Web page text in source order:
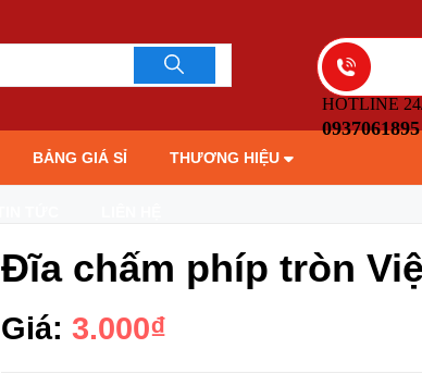
HOTLINE
0937061895
BẢNG GIÁ SỈ THƯƠNG HIỆU
Đĩa chấm phíp tròn
Giá: 3.000₫
0937061895